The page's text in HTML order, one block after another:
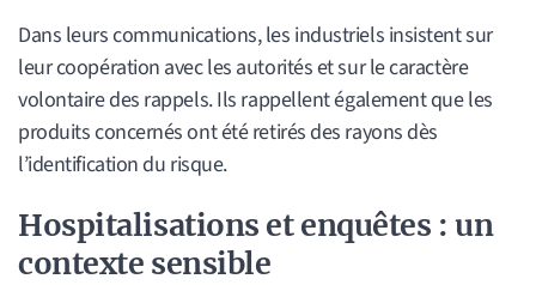
Dans leurs communications, les industriels insistent sur
leur coopération avec les autorités et sur le caractère
volontaire des rappels. Ils rappellent également que les
produits concernés ont été retirés des rayons dès
l’identification du risque.
Hospitalisations et enquêtes : un
contexte sensible